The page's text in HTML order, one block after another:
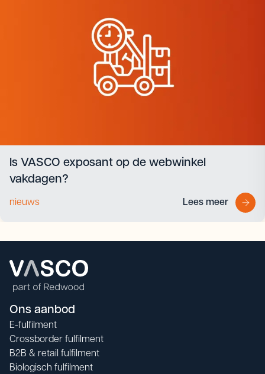
Is VASCO exposant op de webwinkel
vakdagen?
nieuws Lees meer
Ons aanbod
E-fulfilment
Crossborder fulfilment
B2B & retail fulfilment
Biologisch fulfilment